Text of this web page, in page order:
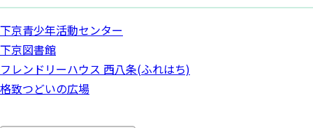
下京青少年活動センター
下京図書館
フレンドリーハウス 西八条(ふれはち)
格致つどいの広場